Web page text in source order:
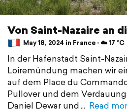
Von Saint-Nazaire an
May 18, 2024 in France ⋅ ☁️ 17 °C
In der Hafenstadt Saint-
Loiremündung machen wir
auf dem Place du
Pullover und dem
Daniel Dewar und
Read